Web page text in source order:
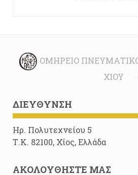
ΟΜΉΡΕΙΟ
ΧΊΟΥ
ΔΙΕΎΘΥΝΣΗ
Ηρ. Πολυτεχνείου 5
Τ.Κ. 82100, Χίος, Ελλάδα
ΑΚΟΛΟΥΘΉΣΤΕ ΜΑΣ